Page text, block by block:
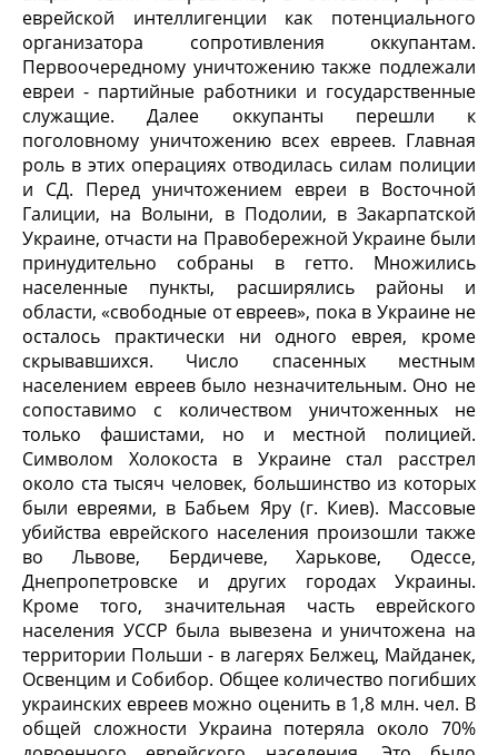
еврейской интеллигенции как потенциального
организатора сопротивления оккупантам.
Первоочередному уничтожению также подлежали
евреи - партийные работники и государственные
служащие. Далее оккупанты перешли к
поголовному уничтожению всех евреев. Главная
роль в этих операциях отводилась силам полиции
и СД. Перед уничтожением евреи в Восточной
Галиции, на Волыни, в Подолии, в Закарпатской
Украине, отчасти на Правобережной Украине были
принудительно собраны в гетто. Множились
населенные пункты, расширялись районы и
области, «свободные от евреев», пока в Украине не
осталось практически ни одного еврея, кроме
скрывавшихся. Число спасенных местным
населением евреев было незначительным. Оно не
сопоставимо с количеством уничтоженных не
только фашистами, но и местной полицией.
Символом Холокоста в Украине стал расстрел
около ста тысяч человек, большинство из которых
были евреями, в Бабьем Яру (г. Киев). Массовые
убийства еврейского населения произошли также
во Львове, Бердичеве, Харькове, Одессе,
Днепропетровске и других городах Украины.
Кроме того, значительная часть еврейского
населения УССР была вывезена и уничтожена на
территории Польши - в лагерях Белжец, Майданек,
Освенцим и Собибор. Общее количество погибших
украинских евреев можно оценить в 1,8 млн. чел. В
общей сложности Украина потеряла около 70%